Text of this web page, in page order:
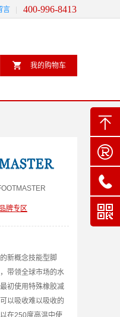
言 400-996-8413
 我的购物车
牌专区
新概念技能型脚
带领全球市场的水
初使用特殊橡胶减
以吸收难以吸收的
在250度高温中使



